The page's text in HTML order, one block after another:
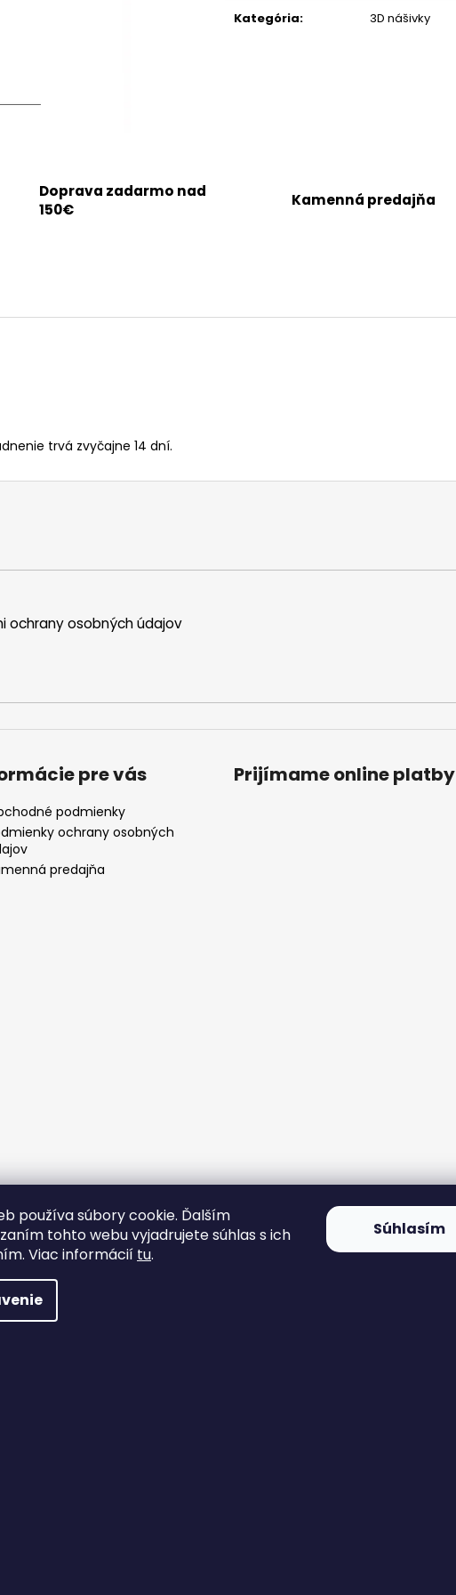
používa súbory cookie. Ďalším
tohto webu vyjadrujete súhlas s ich
Viac informácií tu.
Súhlasím
cena:
Kategória: 3D nášivky
Doprava zadarmo nad
150€
Kamenná predajňa
trvá zvyčajne 14 dní.
ochrany osobných údajov
pre vás
podmienky
ochrany osobných
predajňa
Prijímame online platby